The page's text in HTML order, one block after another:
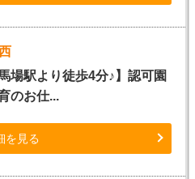
場駅より徒歩4分♪】認可園
のお仕...
を見る